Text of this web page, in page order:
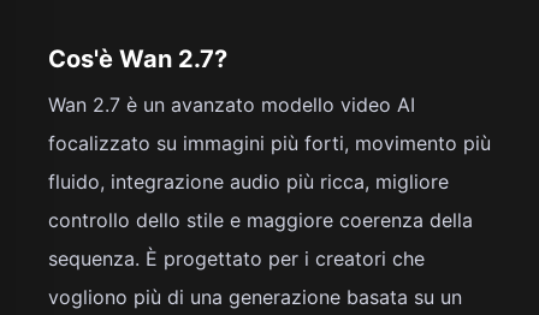
Cos'è Wan 2.7?
Wan 2.7 è un avanzato modello video AI
focalizzato su immagini più forti, movimento più
fluido, integrazione audio più ricca, migliore
controllo dello stile e maggiore coerenza della
sequenza. È progettato per i creatori che
vogliono più di una generazione basata su un